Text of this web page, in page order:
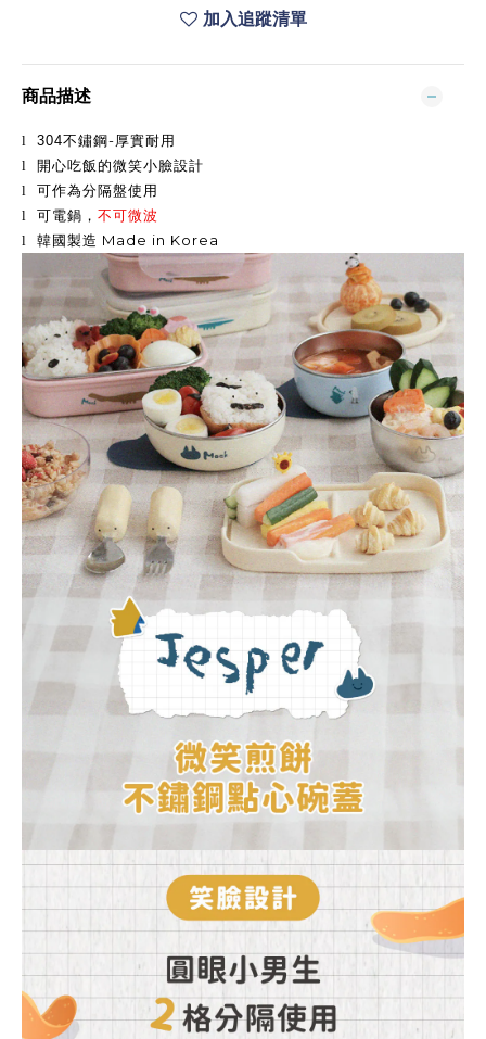
加入追蹤清單
商品描述
l 304不鏽鋼-厚實耐用
l
開心吃飯的微笑小臉設計
l
可作為分隔盤使用
l
可電鍋， 不可微波
l
韓國製造 Made in Korea